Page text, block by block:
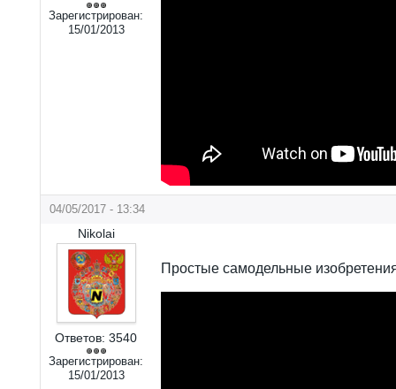
Зарегистрирован:
15/01/2013
04/05/2017 - 13:34
Nikolai
Ответов: 3540
Зарегистрирован:
15/01/2013
Простые самодельные